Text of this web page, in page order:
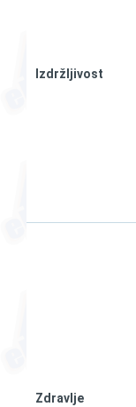
Izdržljivost
Zdravlje